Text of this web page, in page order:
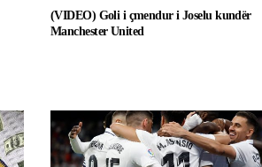
(VIDEO) Goli i çmendur i Joselu kundër
Manchester United